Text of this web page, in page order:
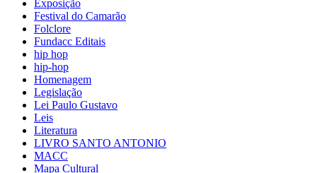
Exposição
Festival do Camarão
Folclore
Fundacc Editais
hip hop
hip-hop
Homenagem
Legislação
Lei Paulo Gustavo
Leis
Literatura
LIVRO SANTO ANTONIO
MACC
Mapa Cultural